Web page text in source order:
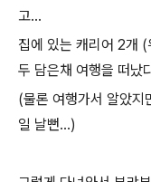
고...
집에 있는 캐리어 2개
두 담은채 여행을 떠났
(물론 여행가서 알았지
일 날뻔...)